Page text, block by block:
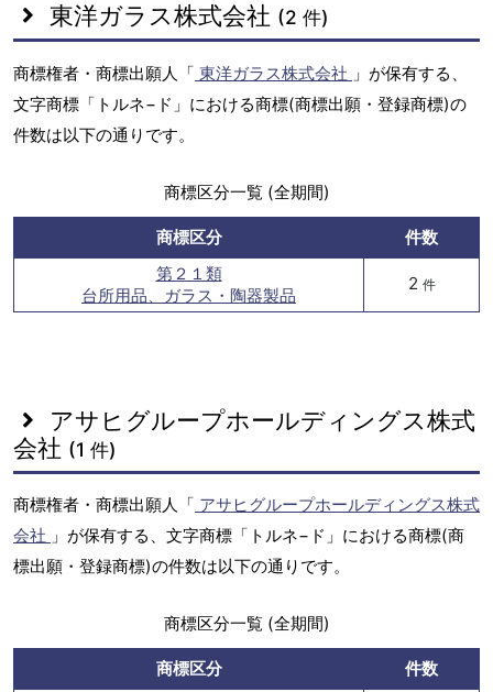
東洋ガラス株式会社 (2 件)
商標権者・商標出願人「 東洋ガラス株式会社 」が保有する、
文字商標「トルネ−ド」における商標(商標出願・登録商標)の
件数は以下の通りです。
商標区分一覧 (全期間)
商標区分
件数
第２１類
台所用品、ガラス・陶器製品
2 件
アサヒグループホールディングス株式
会社 (1 件)
商標権者・商標出願人「 アサヒグループホールディングス株式
会社 」が保有する、文字商標「トルネ−ド」における商標(商
標出願・登録商標)の件数は以下の通りです。
商標区分一覧 (全期間)
商標区分
件数